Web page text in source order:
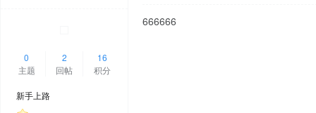
0
主题
2
回帖
16
积分
新手上路
666666